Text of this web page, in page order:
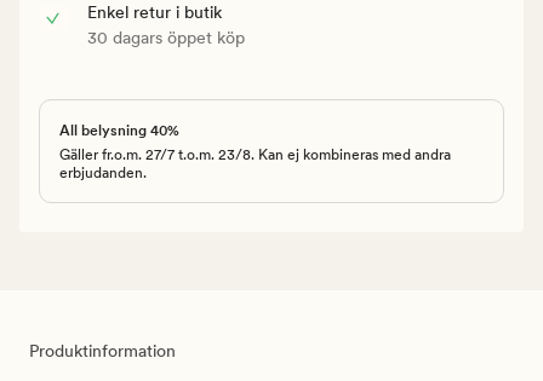
Enkel retur i butik
30 dagars öppet köp
All belysning 40%
Gäller fr.o.m. 27/7 t.o.m. 23/8. Kan ej kombineras med andra
erbjudanden.
Produktinformation